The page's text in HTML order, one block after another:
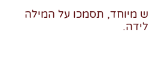
מיוחד, תסמכו על המילה